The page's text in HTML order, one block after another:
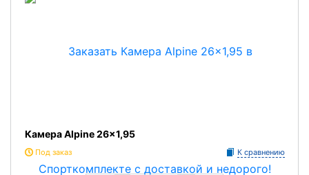
Камера Alpine 26x1,95
Под заказ К сравнению